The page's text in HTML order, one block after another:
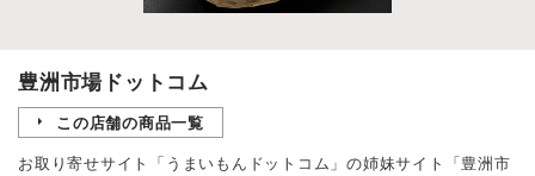
豊洲市場ドットコム
この店舗の商品一覧
お取り寄せサイト「 うまいもんドットコム 」の姉妹サイト「豊洲市